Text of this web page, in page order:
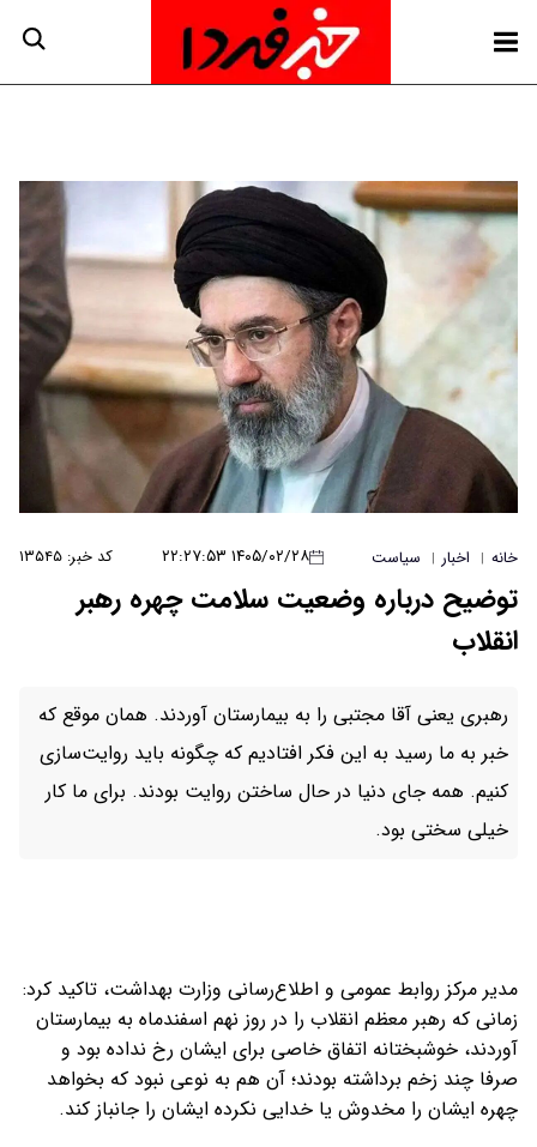
خانه | اخبار | سیاست ۱۴۰۵/۰۲/۲۸ ۲۲:۲۷:۵۳ کد خبر: ۱۳۵۴۵
توضیح درباره وضعیت سلامت چهره رهبر
انقلاب
رهبری یعنی آقا مجتبی را به بیمارستان آوردند. همان موقع که
خبر به ما رسید به این فکر افتادیم که چگونه باید روایت‌سازی
کنیم. همه جای دنیا در حال ساختن روایت بودند. برای ما کار
خیلی سختی بود.
مدیر مرکز روابط عمومی و اطلاع‌رسانی وزارت بهداشت، تاکید کرد:
زمانی که رهبر معظم انقلاب را در روز نهم اسفندماه به بیمارستان
آوردند، خوشبختانه اتفاق خاصی برای ایشان رخ نداده بود و
صرفا چند زخم برداشته بودند؛ آن هم به نوعی نبود که بخواهد
چهره ایشان را مخدوش یا خدایی نکرده ایشان را جانباز کند.